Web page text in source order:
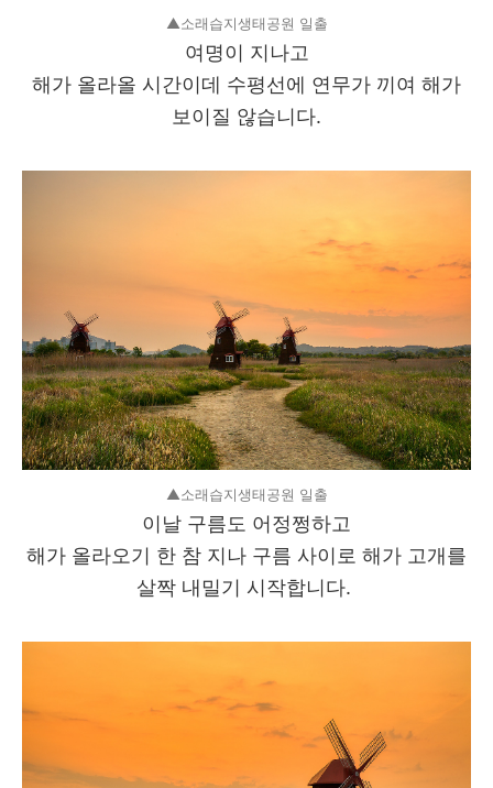
▲소래습지생태공원 일출
여명이 지나고
해가 올라올 시간이데 수평선에 연무가 끼여 해가
보이질 않습니다.
▲소래습지생태공원 일출
이날 구름도 어정쩡하고
해가 올라오기 한 참 지나 구름 사이로 해가 고개를
살짝 내밀기 시작합니다.